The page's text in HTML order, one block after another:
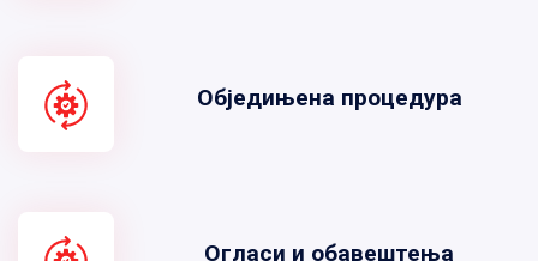
Обједињена процедура
Огласи и обавештења